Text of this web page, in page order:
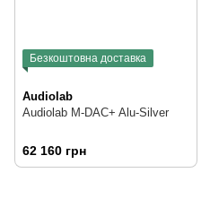
Безкоштовна доставка
Audiolab
Audiolab M-DAC+ Alu-Silver
62 160 грн